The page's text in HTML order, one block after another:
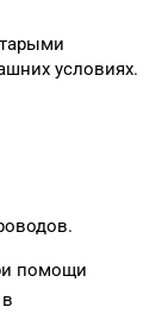
условиях.
помощи